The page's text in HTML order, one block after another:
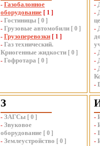
- Газобалонное
оборудование [ 1 ]
- Гостиницы [ 0 ]
- Грузовые автомобили [ 0 ]
- Грузоперевозки [ 1 ]
- Газ технический.
Криогенные жидкости [ 0 ]
- Гофротара [ 0 ]
-
-
-
-
-
-
-
З
- ЗАГСы [ 0 ]
- Звуковое
оборудование [ 0 ]
- Землеустройство [ 0 ]
-
-
-
-